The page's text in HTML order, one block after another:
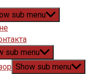
sub menu
sub menu
Show sub menu